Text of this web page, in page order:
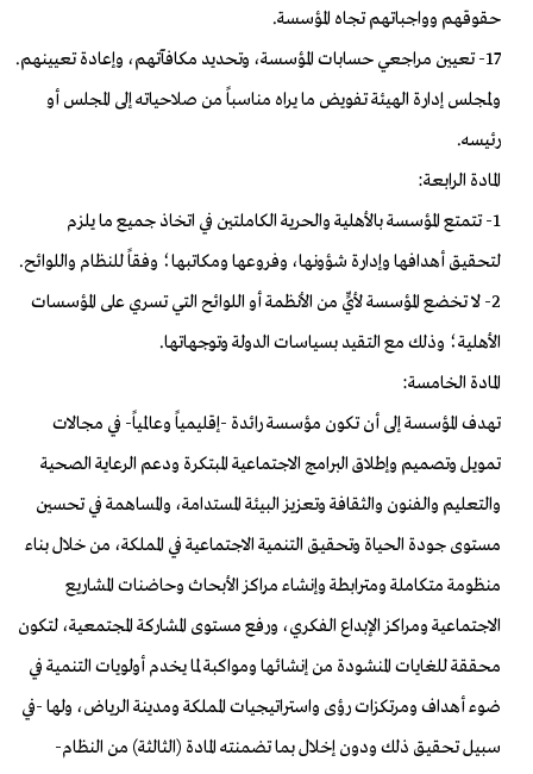
حقوقهم وواجباتهم تجاه المؤسسة.
17- تعيين مراجعي حسابات المؤسسة، وتحديد مكافآتهم، وإعادة تعيينهم.
ولمجلس إدارة الهيئة تفويض ما يراه مناسباً من صلاحياته إلى المجلس أو
رئيسه.
المادة الرابعة:
1- تتمتع المؤسسة بالأهلية والحرية الكاملتين في اتخاذ جميع ما يلزم
لتحقيق أهدافها وإدارة شؤونها، وفروعها ومكاتبها؛ وفقاً للنظام واللوائح.
2- لا تخضع المؤسسة لأيٍّ من الأنظمة أو اللوائح التي تسري على المؤسسات
الأهلية؛ وذلك مع التقيد بسياسات الدولة وتوجهاتها.
المادة الخامسة:
تهدف المؤسسة إلى أن تكون مؤسسة رائدة -إقليمياً وعالمياً- في مجالات
تمويل وتصميم وإطلاق البرامج الاجتماعية المبتكرة ودعم الرعاية الصحية
والتعليم والفنون والثقافة وتعزيز البيئة المستدامة، والمساهمة في تحسين
مستوى جودة الحياة وتحقيق التنمية الاجتماعية في المملكة، من خلال بناء
منظومة متكاملة ومترابطة وإنشاء مراكز الأبحاث وحاضنات المشاريع
الاجتماعية ومراكز الإبداع الفكري، ورفع مستوى المشاركة المجتمعية، لتكون
محققة للغايات المنشودة من إنشائها ومواكبة لما يخدم أولويات التنمية في
ضوء أهداف ومرتكزات رؤى واستراتيجيات المملكة ومدينة الرياض، ولها -في
سبيل تحقيق ذلك ودون إخلال بما تضمنته المادة (الثالثة) من النظام-